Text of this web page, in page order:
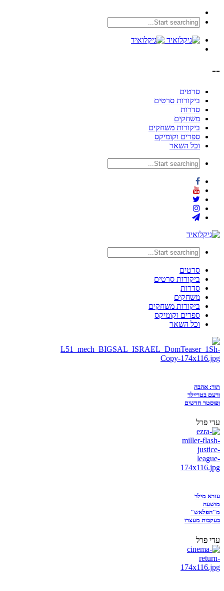
--
סרטים
ביקורות סרטים
סדרות
משחקים
ביקורות משחקים
ספרים וקומיקס
וכל השאר
סרטים
ביקורות סרטים
סדרות
משחקים
ביקורות משחקים
ספרים וקומיקס
וכל השאר
תור: אהבה
ורעם בטריילר
ופוסטר חדשים
עדי פרל
עזרא מילר
מושעה
מ"הפלאש"
בעקבות מעצרו
עדי פרל